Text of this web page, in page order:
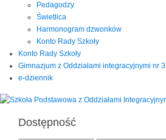
Pedagodzy
Świetlica
Harmonogram dzwonków
Konto Rady Szkoły
Konto Rady Szkoły
Gimnazjum z Oddziałami integracyjnymi nr 3
e-dziennik
Dostępność